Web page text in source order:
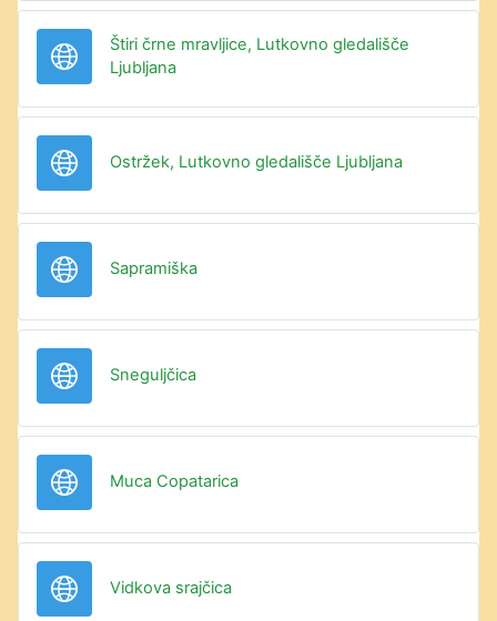
Štiri črne mravljice, Lutkovno gledališče
LjubljanaURL
Ostržek, Lutkovno gledališče LjubljanaURL
SapramiškaURL
SneguljčicaURL
Muca CopataricaURL
Vidkova srajčicaURL